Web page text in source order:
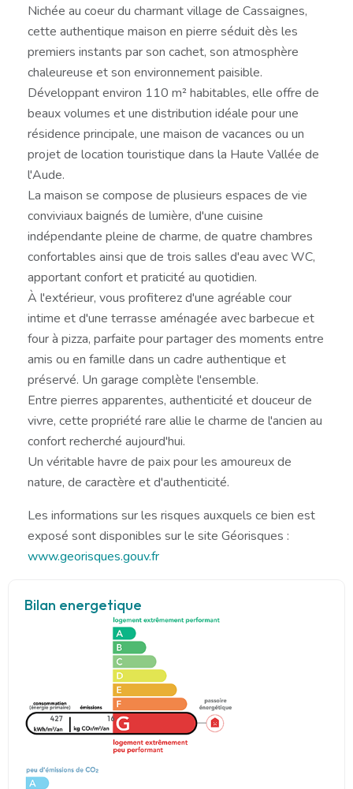
Nichée au coeur du charmant village de Cassaignes,
cette authentique maison en pierre séduit dès les
premiers instants par son cachet, son atmosphère
chaleureuse et son environnement paisible.
Développant environ 110 m² habitables, elle offre de
beaux volumes et une distribution idéale pour une
résidence principale, une maison de vacances ou un
projet de location touristique dans la Haute Vallée de
l'Aude.
La maison se compose de plusieurs espaces de vie
conviviaux baignés de lumière, d'une cuisine
indépendante pleine de charme, de quatre chambres
confortables ainsi que de trois salles d'eau avec WC,
apportant confort et praticité au quotidien.
À l'extérieur, vous profiterez d'une agréable cour
intime et d'une terrasse aménagée avec barbecue et
four à pizza, parfaite pour partager des moments entre
amis ou en famille dans un cadre authentique et
préservé. Un garage complète l'ensemble.
Entre pierres apparentes, authenticité et douceur de
vivre, cette propriété rare allie le charme de l'ancien au
confort recherché aujourd'hui.
Un véritable havre de paix pour les amoureux de
nature, de caractère et d'authenticité.
Les informations sur les risques auxquels ce bien est
exposé sont disponibles sur le site Géorisques :
www.georisques.gouv.fr
Bilan energetique
427 16